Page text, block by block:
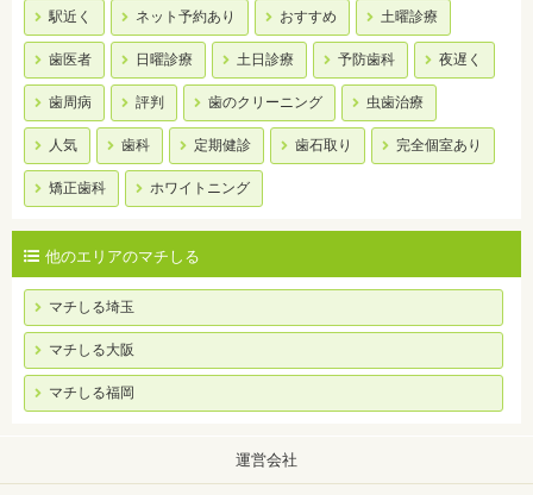
駅近く ネット予約あり おすすめ 土曜診療
歯医者 日曜診療 土日診療 予防歯科 夜遅く
歯周病 評判 歯のクリーニング 虫歯治療
人気 歯科 定期健診 歯石取り 完全個室あり
矯正歯科 ホワイトニング
他のエリアのマチしる
マチしる埼玉
マチしる大阪
マチしる福岡
運営会社